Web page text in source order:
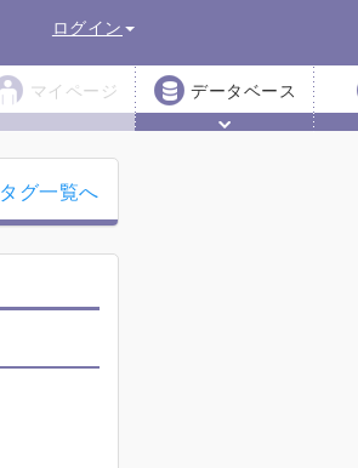
ログイン
マイページ データベース
タグ一覧へ